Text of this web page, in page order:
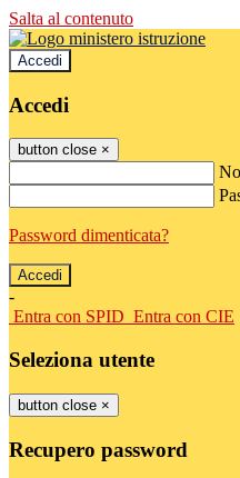
Salta al contenuto
Accedi
Accedi
button close ×
Password dimenticata?
-
Entra con SPID Entra con CIE
Seleziona utente
button close ×
Recupero password